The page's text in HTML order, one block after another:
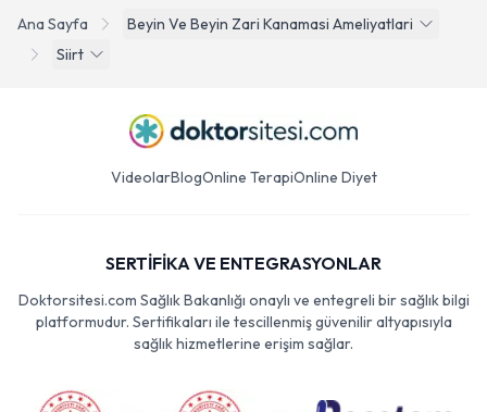
Ana Sayfa
Beyin Ve Beyin Zari Kanamasi Ameliyatlari
Siirt
VideolarBlogOnline TerapiOnline Diyet
SERTİFİKA VE ENTEGRASYONLAR
Doktorsitesi.com Sağlık Bakanlığı onaylı ve entegreli bir sağlık bilgi
platformudur. Sertifikaları ile tescillenmiş güvenilir altyapısıyla
sağlık hizmetlerine erişim sağlar.